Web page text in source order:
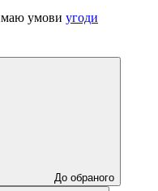
умови угоди
До обраного